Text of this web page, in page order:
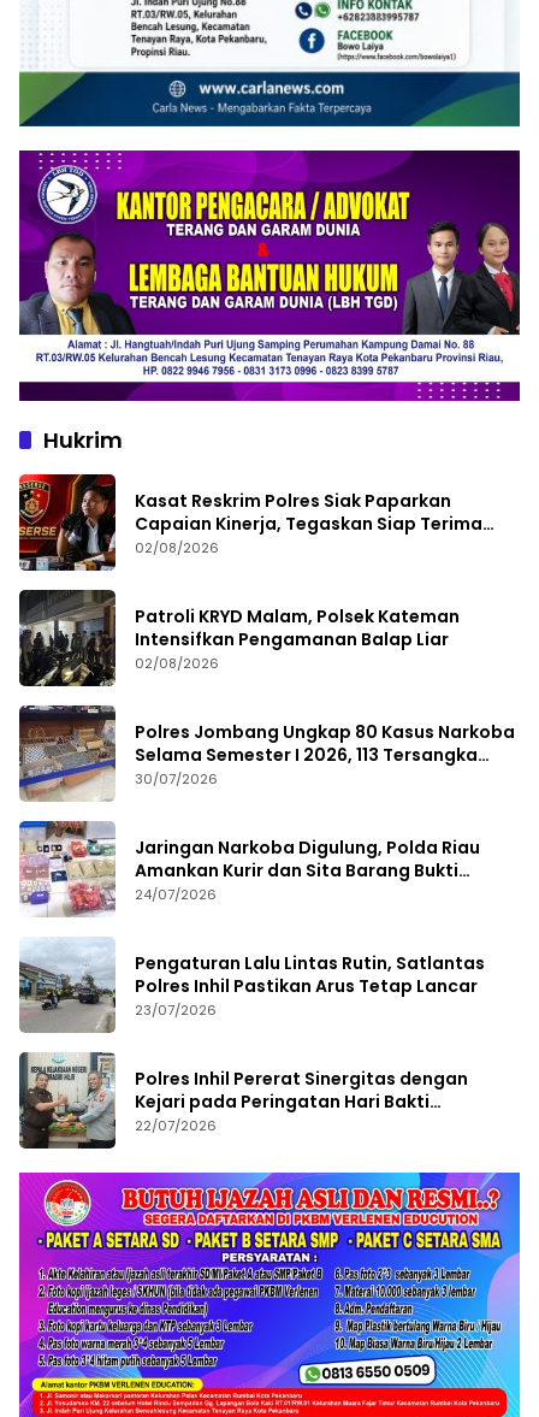
Hukrim
Kasat Reskrim Polres Siak Paparkan
Capaian Kinerja, Tegaskan Siap Terima
Kritik dan Evaluasi
02/08/2026
Patroli KRYD Malam, Polsek Kateman
Intensifkan Pengamanan Balap Liar
02/08/2026
Polres Jombang Ungkap 80 Kasus Narkoba
Selama Semester I 2026, 113 Tersangka
Diamankan
30/07/2026
Jaringan Narkoba Digulung, Polda Riau
Amankan Kurir dan Sita Barang Bukti
Bernilai Fantastis
24/07/2026
Pengaturan Lalu Lintas Rutin, Satlantas
Polres Inhil Pastikan Arus Tetap Lancar
23/07/2026
Polres Inhil Pererat Sinergitas dengan
Kejari pada Peringatan Hari Bakti
Adhyaksa ke-66
22/07/2026